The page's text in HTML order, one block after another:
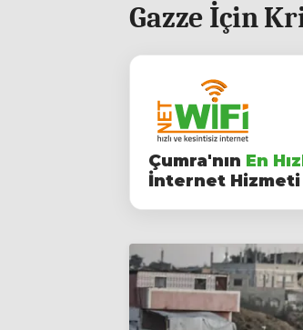
Gazze İçin
Çumra'nın En
İnternet Hizmeti